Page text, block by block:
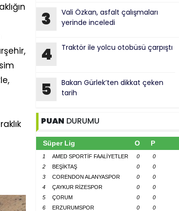
3
Vali Özkan, asfalt çalışmaları
yerinde inceledi
4 Traktör ile yolcu otobüsü çarpıştı
5
Bakan Gürlek’ten dikkat çeken
tarih
PUAN DURUMU
Süper Lig O P
1 AMED SPORTİF FAALİYETLER 0
0
2
BEŞİKTAŞ 0
0
3
CORENDON ALANYASPOR 0
0
4
ÇAYKUR RİZESPOR 0
0
5
ÇORUM 0
0
6
ERZURUMSPOR 0
0